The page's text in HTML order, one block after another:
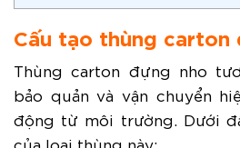
Cấu tạo thùng
Thùng carton đựng nho
bảo quản và vận chuyển
động từ môi trường. Dưới
của loại thùng này: